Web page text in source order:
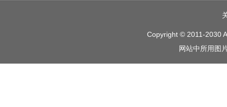
Copyright © 2011-2030
网站中所用图